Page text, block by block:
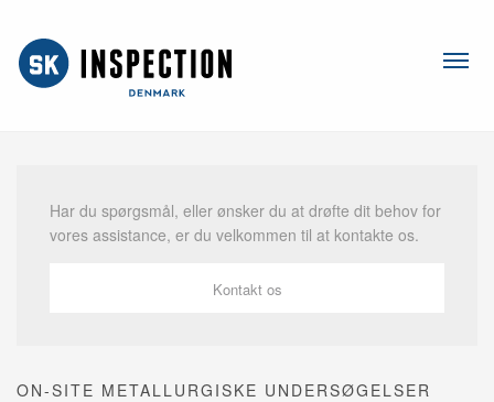
Har du spørgsmål, eller ønsker du at drøfte dit behov for
vores assistance, er du velkommen til at kontakte os.
Kontakt os
ON-SITE METALLURGISKE UNDERSØGELSER